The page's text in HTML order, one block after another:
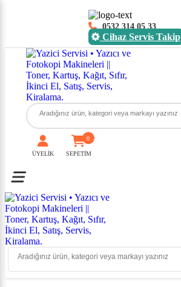
0532 314 05 33
Cihaz Servis Takip
ÜYELİK SEPETİM
0
Toggle mobile menu